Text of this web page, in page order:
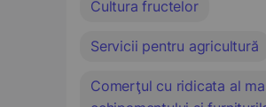
Cultura fructelor
Servicii pentru agricultură
Comerţul cu ridicata al